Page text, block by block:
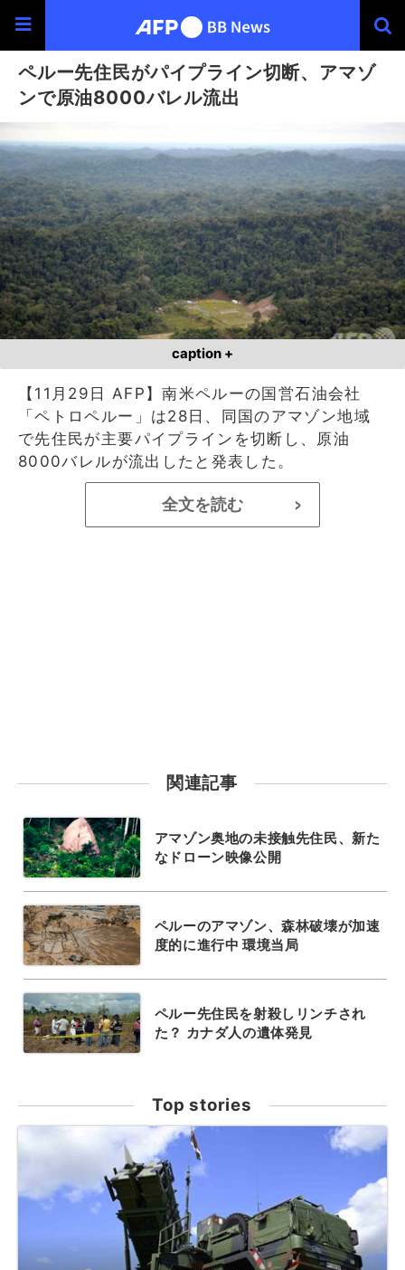
ペルー先住民がパイプライン切断、アマゾ
ンで原油8000バレル流出
caption +
【11月29日 AFP】南米ペルーの国営石油会社
「ペトロペルー」は28日、同国のアマゾン地域
で先住民が主要パイプラインを切断し、原油
8000バレルが流出したと発表した。
全文を読む >
関連記事
アマゾン奥地の未接触先住民、新た
なドローン映像公開
ペルーのアマゾン、森林破壊が加速
度的に進行中 環境当局
ペルー先住民を射殺しリンチされ
た？ カナダ人の遺体発見
Top stories